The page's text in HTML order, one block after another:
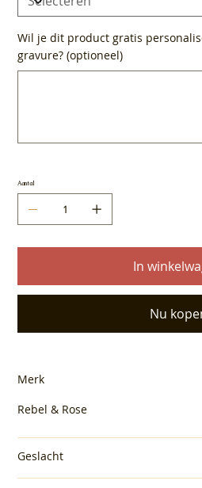
Wil je dit product gratis
gravure? (optioneel)
Aantal
In
Nu
Merk
Rebel & Rose
Geslacht